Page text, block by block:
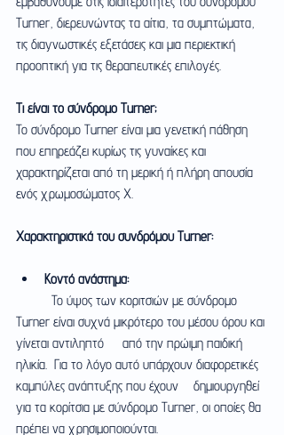
Turner, διερευνώντας τα αίτια, τα συμπτώματα,
τις διαγνωστικές εξετάσεις και μια περιεκτική
προοπτική για τις θεραπευτικές επιλογές.
Τι είναι το σύνδρομο Turner;
Το σύνδρομο Turner είναι μια γενετική πάθηση
που επηρεάζει κυρίως τις γυναίκες και
χαρακτηρίζεται από τη μερική ή πλήρη απουσία
ενός χρωμοσώματος Χ.
Χαρακτηριστικά του συνδρόμου Turner:
Κοντό ανάστημα:
Turner είναι συχνά μικρότερο του μέσου όρου και
γίνεται αντιληπτό 	από την πρώιμη παιδική
ηλικία.  Για το λόγο αυτό υπάρχουν διαφορετικές
καμπύλες ανάπτυξης που έχουν 	δημιουργηθεί
για τα κορίτσια με σύνδρομο Turner, οι οποίες θα
πρέπει να χρησιμοποιούνται.